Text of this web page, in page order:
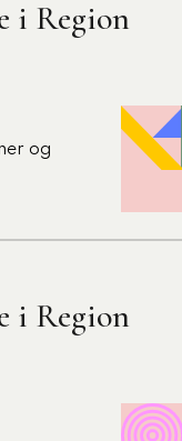
i Region
og
i Region